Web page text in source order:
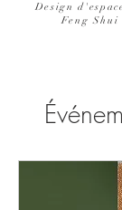
Design
Feng Shui